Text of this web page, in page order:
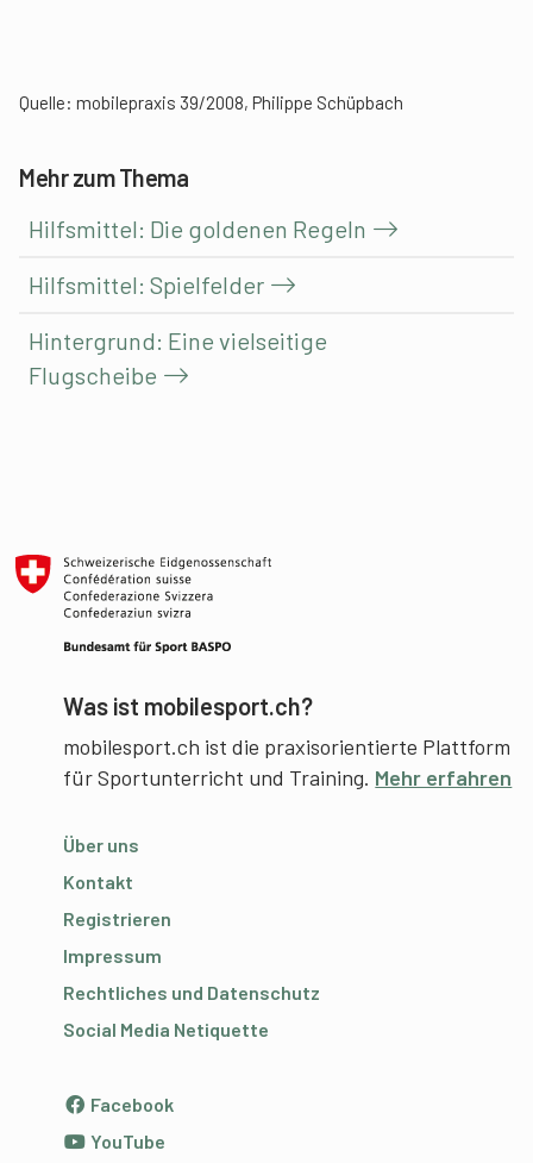
Quelle: mobilepraxis 39/2008, Philippe Schüpbach
Mehr zum Thema
Hilfsmittel: Die goldenen Regeln
Hilfsmittel: Spielfelder
Hintergrund: Eine vielseitige
Flugscheibe
Was ist mobilesport.ch?
mobilesport.ch ist die praxisorientierte Plattform
für Sportunterricht und Training. Mehr erfahren
Über uns
Kontakt
Registrieren
Impressum
Rechtliches und Datenschutz
Social Media Netiquette
Facebook
YouTube